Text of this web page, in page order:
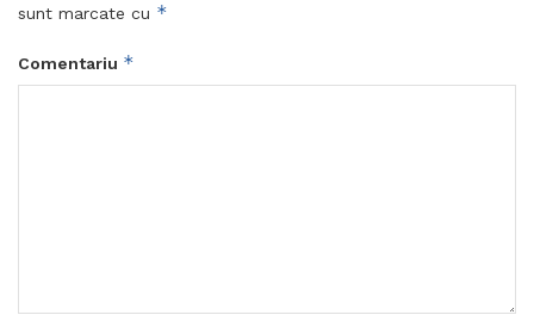
sunt marcate cu *
Comentariu *